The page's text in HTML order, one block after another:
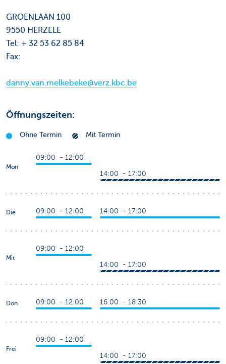
GROENLAAN 100
9550 HERZELE
Tel: + 32 53 62 85 84
Fax:
danny.van.melkebeke@verz.kbc.be
Öffnungszeiten:
Ohne Termin Mit Termin
Mon
09:00 - 12:00
14:00 - 17:00
Die 09:00 - 12:00 14:00 - 17:00
Mit
09:00 - 12:00
14:00 - 17:00
Don 09:00 - 12:00 16:00 - 18:30
Frei
09:00 - 12:00
14:00 - 17:00